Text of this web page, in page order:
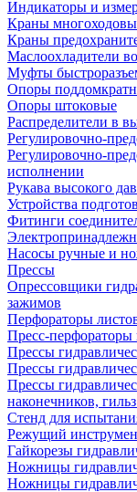
Индикаторы и
Краны
Краны
Маслоохладители
Муфты
Опоры
Опоры штоковые
Распределители в
Регулировочно-
Регулировочно-
исполнении
Рукава высокого
Устройства
Фитинги
Насосы ручные и
Прессы
Опрессовщики
зажимов
Перфораторы
Пресс-
Прессы
Прессы
Прессы
наконечников,
Стенд для
Режущий
Гайкорезы
Ножницы
Ножницы